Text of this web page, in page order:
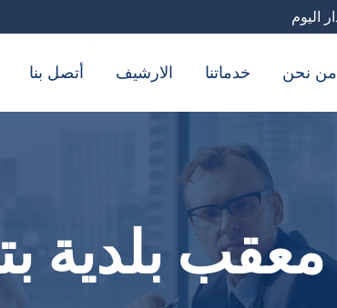
من نحن خدماتنا الارشيف أتصل بنا
معقب بلدية